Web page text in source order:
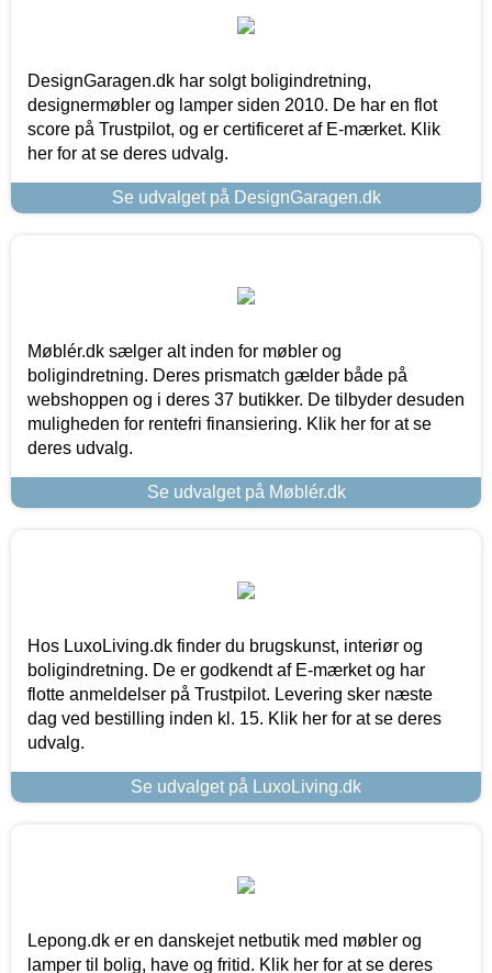
DesignGaragen.dk har solgt boligindretning,
designermøbler og lamper siden 2010. De har en flot
score på Trustpilot, og er certificeret af E-mærket. Klik
her for at se deres udvalg.
Se udvalget på DesignGaragen.dk
Møblér.dk sælger alt inden for møbler og
boligindretning. Deres prismatch gælder både på
webshoppen og i deres 37 butikker. De tilbyder desuden
muligheden for rentefri finansiering. Klik her for at se
deres udvalg.
Se udvalget på Møblér.dk
Hos LuxoLiving.dk finder du brugskunst, interiør og
boligindretning. De er godkendt af E-mærket og har
flotte anmeldelser på Trustpilot. Levering sker næste
dag ved bestilling inden kl. 15. Klik her for at se deres
udvalg.
Se udvalget på LuxoLiving.dk
Lepong.dk er en danskejet netbutik med møbler og
lamper til bolig, have og fritid. Klik her for at se deres